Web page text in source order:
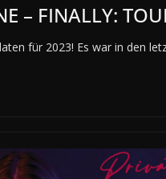
– FINALLY:
für 2023! Es war in den